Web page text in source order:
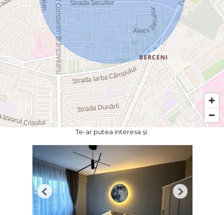
Te-ar putea interesa și:
Previous Next